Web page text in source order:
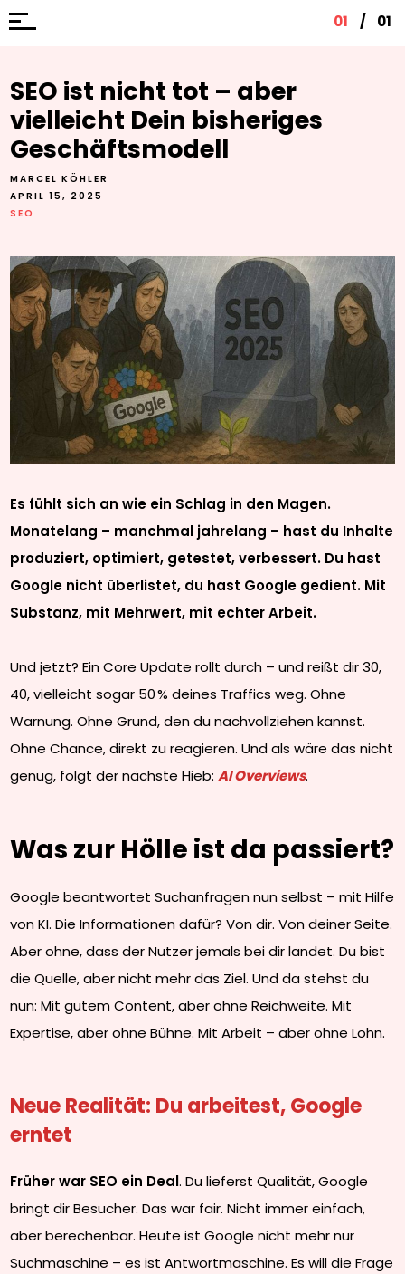
01 / 01
SEO ist nicht tot – aber
vielleicht Dein bisheriges
Geschäftsmodell
MARCEL KÖHLER
APRIL 15, 2025
SEO
Es fühlt sich an wie ein Schlag in den Magen.
Monatelang – manchmal jahrelang – hast du Inhalte
produziert, optimiert, getestet, verbessert. Du hast
Google nicht überlistet, du hast Google gedient. Mit
Substanz, mit Mehrwert, mit echter Arbeit.
Und jetzt? Ein Core Update rollt durch – und reißt dir 30,
40, vielleicht sogar 50 % deines Traffics weg. Ohne
Warnung. Ohne Grund, den du nachvollziehen kannst.
Ohne Chance, direkt zu reagieren. Und als wäre das nicht
genug, folgt der nächste Hieb:AI Overviews.
Was zur Hölle ist da passiert?
Google beantwortet Suchanfragen nun selbst – mit Hilfe
von KI. Die Informationen dafür? Von dir. Von deiner Seite.
Aber ohne, dass der Nutzer jemals bei dir landet. Du bist
die Quelle, aber nicht mehr das Ziel. Und da stehst du
nun: Mit gutem Content, aber ohne Reichweite. Mit
Expertise, aber ohne Bühne. Mit Arbeit – aber ohne Lohn.
Neue Realität: Du arbeitest, Google
erntet
Früher war SEO ein Deal. Du lieferst Qualität, Google
bringt dir Besucher. Das war fair. Nicht immer einfach,
aber berechenbar. Heute ist Google nicht mehr nur
Suchmaschine – es ist Antwortmaschine. Es will die Frage